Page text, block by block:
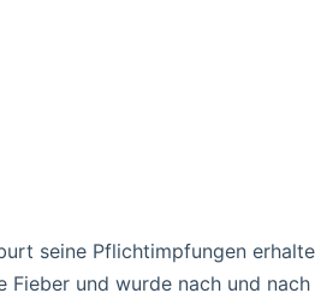
seine Pflichtimpfungen
und wurde nach und